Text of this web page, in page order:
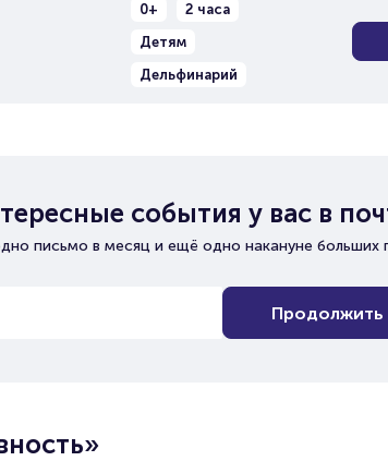
0+
2 часа
Детям
Дельфинарий
события у вас в
письмо в месяц и ещё одно накануне больших
Продолжить